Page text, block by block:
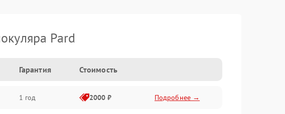
Pard
Гарантия Стоимость
1 год 2000 ₽ Подробнее →